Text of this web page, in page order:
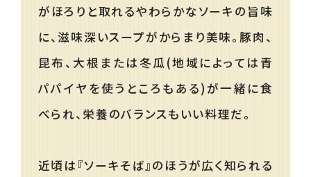
がほろりと取れるやわらかなソーキの旨味
に、滋味深いスープがからまり美味。豚肉、
昆布、大根または冬瓜(地域によっては青
パパイヤを使うところもある)が一緒に食
べられ、栄養のバランスもいい料理だ。
近頃は『ソーキそば』のほうが広く知られる